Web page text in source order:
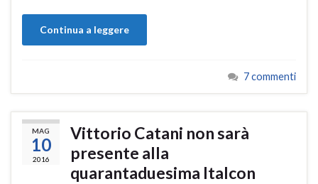
Continua a leggere
7 commenti
MAG
10
2016
Vittorio Catani non sarà
presente alla
quarantaduesima Italcon